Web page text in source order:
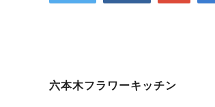
六本木フラワーキッチン